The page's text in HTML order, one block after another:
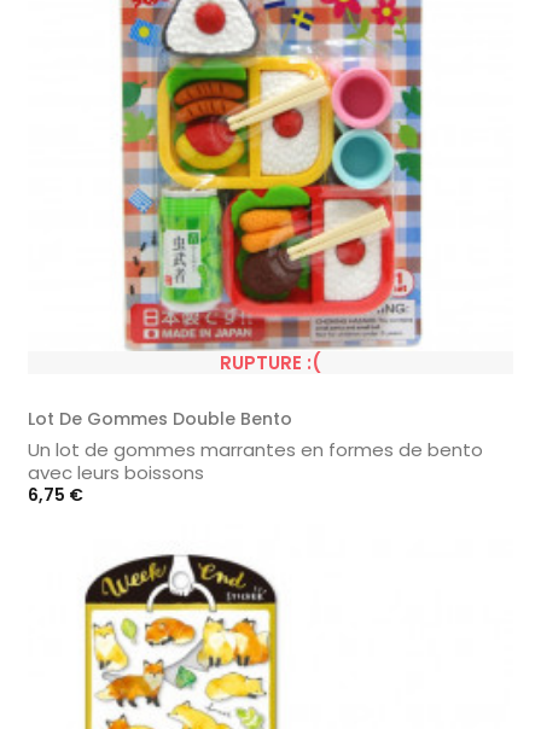
RUPTURE :(
Lot De Gommes Double Bento
Un lot de gommes marrantes en formes de bento
avec leurs boissons
Prix
6,75 €